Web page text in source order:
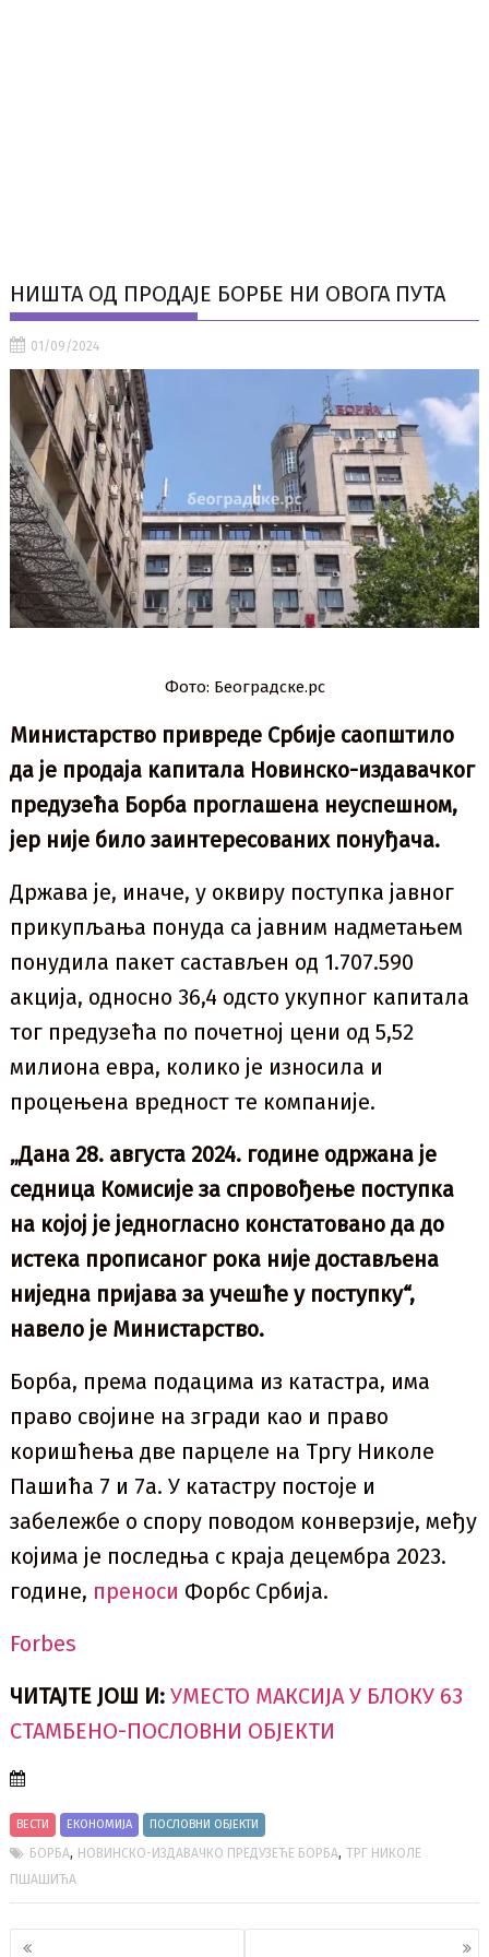
НИШТА ОД ПРОДАЈЕ БОРБЕ НИ ОВОГА ПУТА
01/09/2024
Фото: Београдске.рс
Министарство привреде Србије саопштило
да је продаја капитала Новинско-издавачког
предузећа Борба проглашена неуспешном,
јер није било заинтересованих понуђача.
Држава је, иначе, у оквиру поступка јавног
прикупљања понуда са јавним надметањем
понудила пакет састављен од 1.707.590
акција, односно 36,4 одсто укупног капитала
тог предузећа по почетној цени од 5,52
милиона евра, колико је износила и
процењена вредност те компаније.
„Дана 28. августа 2024. године одржана је
седница Комисије за спровођење поступка
на којој је једногласно констатовано да до
истека прописаног рока није достављена
ниједна пријава за учешће у поступку“,
навело је Министарство.
Борба, према подацима из катастра, има
право својине на згради као и право
коришћења две парцеле на Тргу Николе
Пашића 7 и 7а. У катастру постоје и
забележбе о спору поводом конверзије, међу
којима је последња с краја децембра 2023.
године, преноси Форбс Србија.
Forbes
ЧИТАЈТЕ ЈОШ И:УМЕСТО МАКСИЈА У БЛОКУ 63
СТАМБЕНО-ПОСЛОВНИ ОБЈЕКТИ
ВЕСТИ ЕКОНОМИЈА ПОСЛОВНИ ОБЈЕКТИ
БОРБА, НОВИНСКО-ИЗДАВАЧКО ПРЕДУЗЕЋЕ БОРБА,ТРГ НИКОЛЕ
ПШАШИЋА
Кретање